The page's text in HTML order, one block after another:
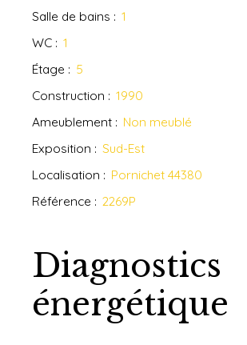
Salle de bains : 1
WC : 1
Étage : 5
Construction : 1990
Ameublement : Non meublé
Exposition : Sud-Est
Localisation : Pornichet 44380
Référence : 2269P
Diagnostics
énergétique